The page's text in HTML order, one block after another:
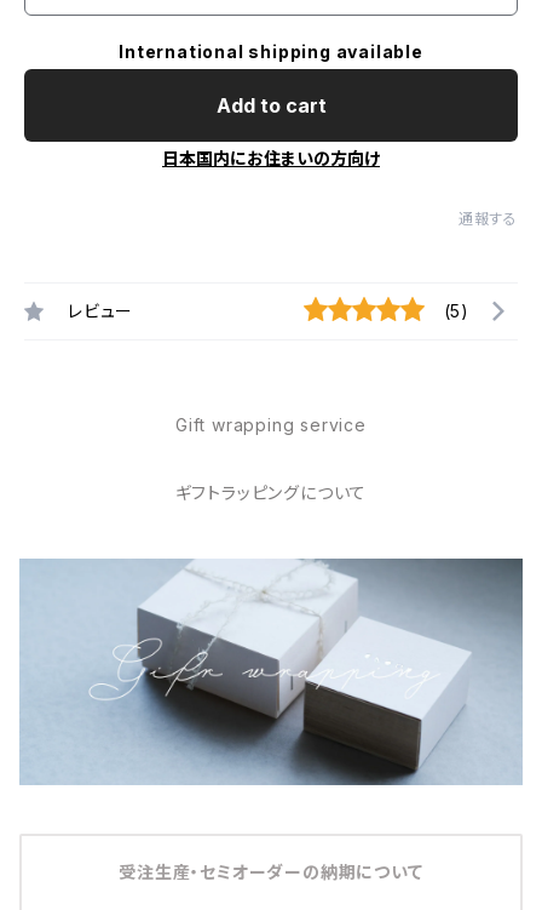
International shipping available
Add to cart
日本国内にお住まいの方向け
通報する
レビュー (5)
Gift wrapping service
ギフトラッピングについて
受注生産・セミオーダーの納期について